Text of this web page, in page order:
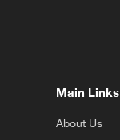
Main Links
About Us